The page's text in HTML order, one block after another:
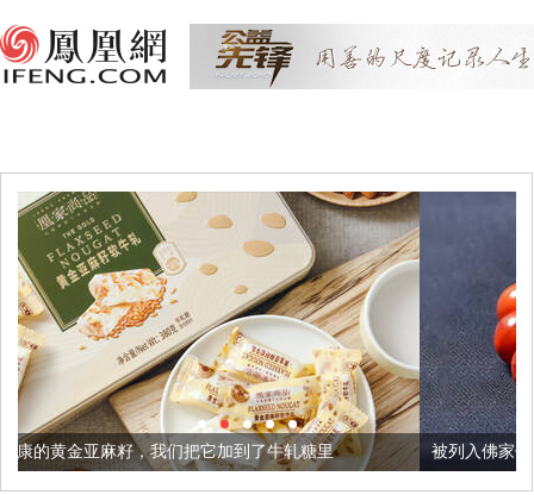
把它加到了牛轧糖里 被列入佛家七宝的它到底有多美？